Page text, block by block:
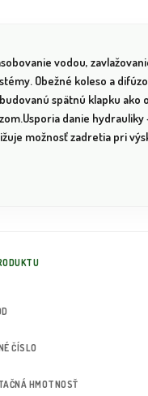
vodou,
Obežné koleso a
spätnú klapku
danie
možnosť zadretia pri
ČÍSLO
HMOTNOSŤ